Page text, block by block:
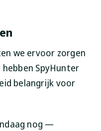
Svenska
we ervoor zorgen
SpyHunter
belangrijk voor
nog —